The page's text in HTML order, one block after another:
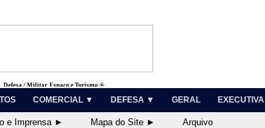
/ Militar, Espaço e Turismo ®
COMERCIAL ▼ DEFESA ▼ GERAL EXECUTIVA
e Imprensa ► Mapa do Site ► Arquivo